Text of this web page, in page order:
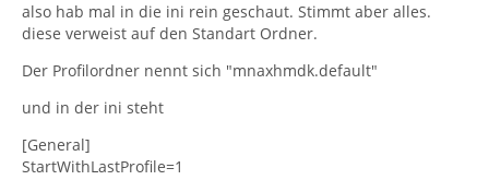
also hab mal in die ini rein geschaut. Stimmt aber alles.
diese verweist auf den Standart Ordner.
Der Profilordner nennt sich "mnaxhmdk.default"
und in der ini steht
[General]
StartWithLastProfile=1